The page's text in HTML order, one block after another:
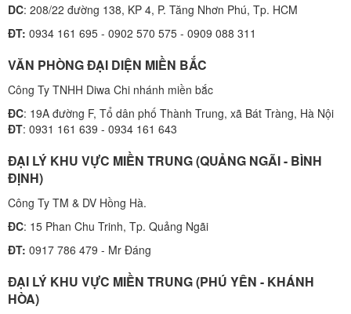
DC: 208/22 đường 138, KP 4, P. Tăng Nhơn Phú, Tp. HCM
ĐT: 0934 161 695 - 0902 570 575 - 0909 088 311
VĂN PHÒNG ĐẠI DIỆN MIỀN BẮC
Công Ty TNHH Diwa Chi nhánh miền bắc
ĐC: 19A đường F, Tổ dân phố Thành Trung, xã Bát Tràng, Hà Nội
ĐT: 0931 161 639 - 0934 161 643
ĐẠI LÝ KHU VỰC MIỀN TRUNG (QUẢNG NGÃI - BÌNH
ĐỊNH)
Công Ty TM & DV Hồng Hà.
ĐC: 15 Phan Chu Trinh, Tp. Quảng Ngãi
ĐT: 0917 786 479 - Mr Đáng
ĐẠI LÝ KHU VỰC MIỀN TRUNG (PHÚ YÊN - KHÁNH
HÒA)